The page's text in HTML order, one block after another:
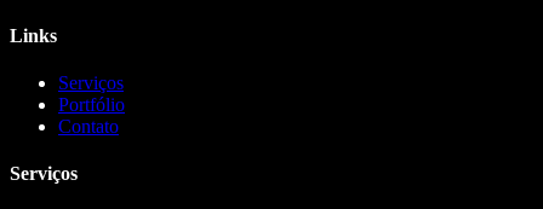
Links
Serviços
Portfólio
Contato
Serviços